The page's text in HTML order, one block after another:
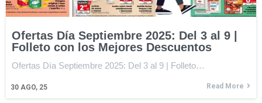
Ofertas Día Septiembre 2025: Del 3 al 9 |
Folleto con los Mejores Descuentos
30 AGO, 25
Ofertas Día Septiembre 2025: Del 3 al 9 | Folleto…
Read More